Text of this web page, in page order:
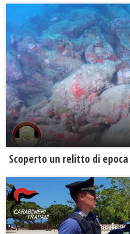
Scoperto un relitto di